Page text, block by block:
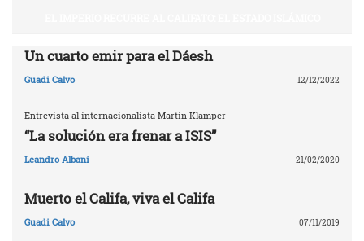
Un cuarto emir para el Dáesh
Guadi Calvo 12/12/2022
Entrevista al internacionalista Martin Klamper
“La solución era frenar a ISIS”
Leandro Albani 21/02/2020
Muerto el Califa, viva el Califa
Guadi Calvo 07/11/2019